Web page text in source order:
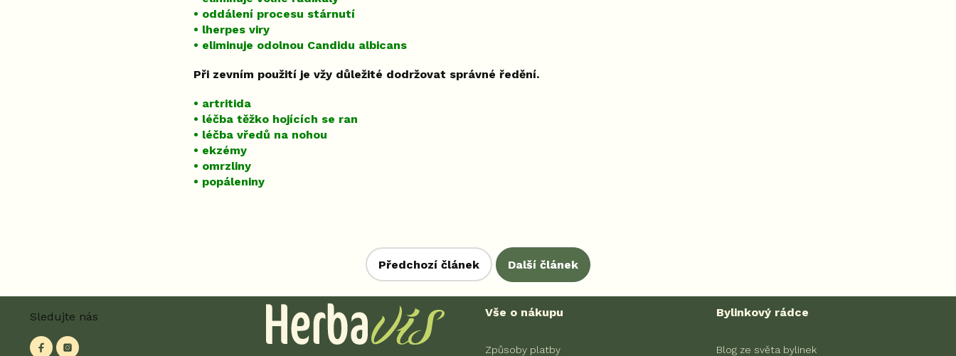
• oddálení procesu stárnutí
• lherpes viry
• eliminuje odolnou Candidu albicans
Při zevním použití je vžy důležité dodržovat správné ředění.
• artritida
• léčba těžko hojících se ran
• léčba vředů na nohou
• ekzémy
• omrzliny
• popáleniny
Předchozí článek Další článek
Sledujte nás Vše o nákupu
Způsoby platby
Bylinkový rádce
Blog ze světa bylinek